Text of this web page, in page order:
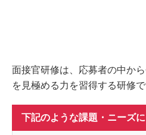
面接官研修は、応募者の中か
を見極める力を習得する研修で
下記のような課題・ニーズ